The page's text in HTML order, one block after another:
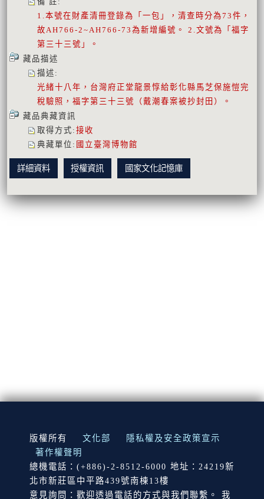
1.本號在財產清冊登錄為「一包」，清查時分為73件，
故AH766-2~AH766-73為新增編號。 2.文號為「福字
第三十三號」。
藏品描述
描述 :
光緒十八年，台灣府正堂龍景惇給彰化縣馬芝保施愷完
稅驗照，福字第三十三號（戴潮春案被抄封田）。
藏品典藏資訊
取得方式 : 接收
典藏單位 : 國立臺灣博物館
詳細資料 授權資訊 國家文化記憶庫
:::
版權所有 文化部
隱私權及安全政策宣示
著作權聲明
總機電話：(+886)-2-8512-6000 地址：24219新
北市新莊區中平路439號南棟13樓
意見詢問：歡迎透過電話的方式與我們聯繫。 我